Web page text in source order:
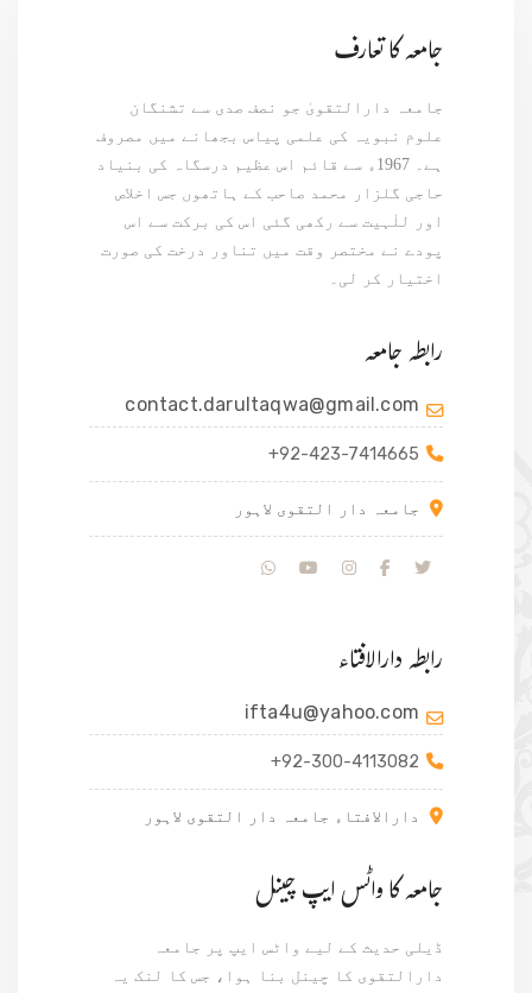
جامعہ کا تعارف
جامعہ دارالتقویٰ جو نصف صدی سے تشنگان
علوم نبویہ کی علمی پیاس بجھانے میں مصروف
ہے۔ 1967ء سے قائم اس عظیم درسگاہ کی بنیاد
حاجی گلزار محمد صاحب کے ہاتھوں جس اخلاص
اور للٰہیت سے رکھی گئی اس کی برکت سے اس
پودے نے مختصر وقت میں تناور درخت کی صورت
اختیار کر لی۔
رابطہ جامعہ
contact.darultaqwa@gmail.com
+92-423-7414665
جامعہ دار التقوی لاہور
رابطہ دارالافتاء
ifta4u@yahoo.com
+92-300-4113082
دارالافتاء جامعہ دار التقوی لاہور
جامعہ کا واٹس ایپ چینل
ڈیلی حدیث کے لیے واٹس ایپ پر جامعہ
دارالتقوی کا چینل بنا ہوا، جس کا لنک یہ